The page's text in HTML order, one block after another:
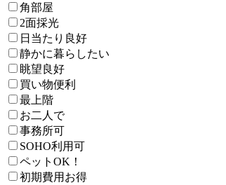
角部屋
2面採光
日当たり良好
静かに暮らしたい
眺望良好
買い物便利
最上階
お二人で
事務所可
SOHO利用可
ペットOK！
初期費用お得